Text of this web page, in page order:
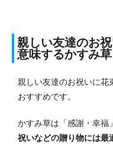
親しい友達のお
意味するかすみ草
親しい友達のお祝いに花
おすすめです。
かすみ草は「感謝・幸福
祝いなどの贈り物には最